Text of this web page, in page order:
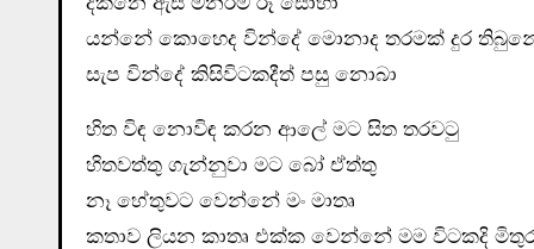
යන්නේ කොහෙද වින්දේ මොනාද තරමක් දුර
සැප වින්දේ කිසිවිටකදීත්‍ පසු නොබා
හිත විඳ නොවිඳ කරන ආලේ මට සිත තරවටු
හිතවත්තු ගැන්නුවා මට බෝ ඒත්තු
නෑ හේතුවට වෙන්නේ මං මාතෘ
කතාව ලියන කාතෘ එක්ක වෙන්නේ මම විටකදි